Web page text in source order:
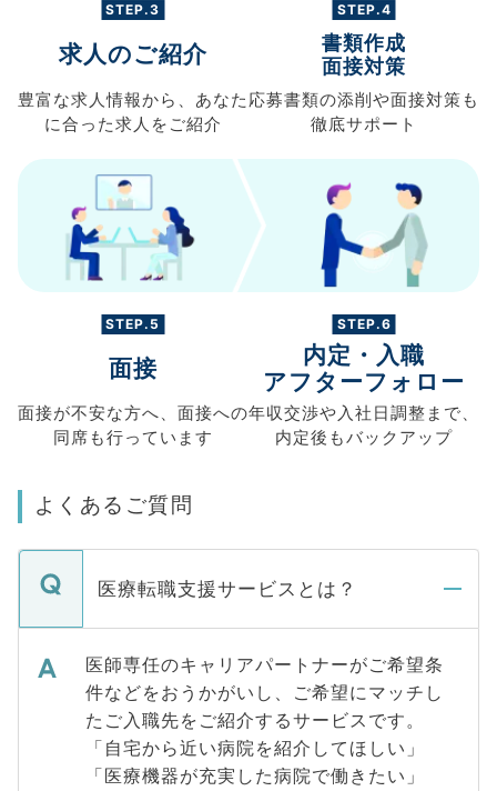
STEP.3
求人のご紹介
豊富な求人情報から、 あなた
に合った求人を ご紹介
STEP.4
書類作成
面接対策
応募書類の添削や面接対策も
徹底サポート
STEP.5
面接
面接が不安な方へ、 面接への
同席も行っています
STEP.6
内定・入職
アフターフォロー
年収交渉や入社日調整まで、
内定後もバックアップ
よくあるご質問
医療転職支援サービスとは？
医師専任のキャリアパートナーがご希望条
件などをおうかがいし、ご希望にマッチし
たご入職先をご紹介するサービスです。
「自宅から近い病院を紹介してほしい」
「医療機器が充実した病院で働きたい」